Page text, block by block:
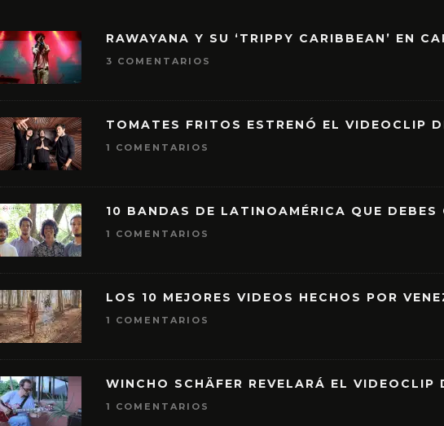
RAWAYANA Y SU ‘TRIPPY CARIBBEAN’ EN
3 COMENTARIOS
TOMATES FRITOS ESTRENÓ EL VIDEOCLIP
1 COMENTARIOS
10 BANDAS DE LATINOAMÉRICA QUE DEBES
1 COMENTARIOS
LOS 10 MEJORES VIDEOS HECHOS POR
1 COMENTARIOS
WINCHO SCHÄFER REVELARÁ EL
1 COMENTARIOS